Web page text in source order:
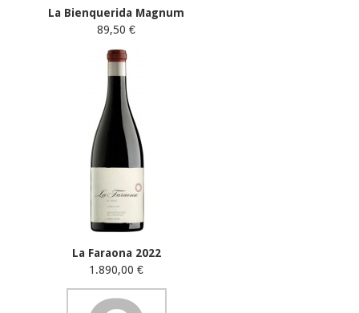
La Bienquerida Magnum
89,50 €
La Faraona 2022
1.890,00 €